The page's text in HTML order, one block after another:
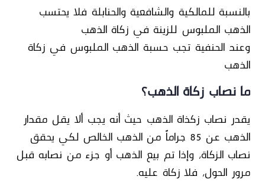
بالنسبة للمالكية والشافعية والحنابلة فلا يحتسب
الذهب الملبوس للزينة في زكاة الذهب
وعند الحنفية تجب حسبة الذهب الملبوس في زكاة
الذهب
ما نصاب زكاة الذهب؟
يقدر نصاب زكذاة الذهب حيث أنه يجب ألا يقل مقدار
الذهب عن 85 جراماً من الذهب الخالص لكي يحقق
نصاب الزكاة، وإذا تم بيع الذهب أو جزء من نصابه قبل
مرور الحول، فلا زكاة عليه.